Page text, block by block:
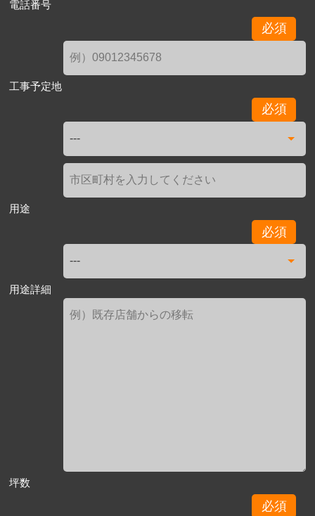
電話番号
必須
工事予定地
必須
用途
必須
用途詳細
坪数
必須